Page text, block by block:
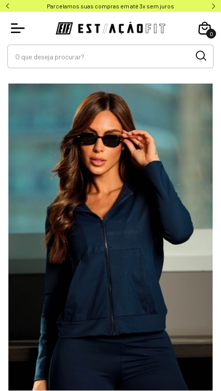
Parcelamos suas compras em até 3x sem juros
0